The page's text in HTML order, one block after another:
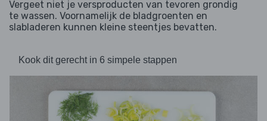
Vergeet niet je versproducten van tevoren grondig
te wassen. Voornamelijk de bladgroenten en
slabladeren kunnen kleine steentjes bevatten.
Kook dit gerecht in 6 simpele stappen